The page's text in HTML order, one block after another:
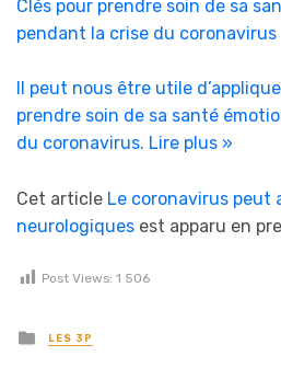
Clés pour prendre soin de sa
pendant la crise du coronavirus
Il peut nous être utile
prendre soin de sa santé
du coronavirus. Lire plus »
Cet article Le coronavirus peut
neurologiques est apparu en
Post Views: 1 506
Posted in
LES 3P